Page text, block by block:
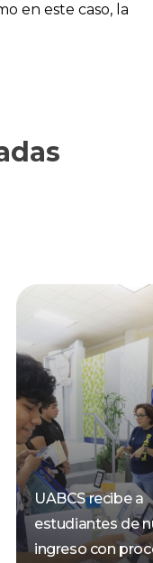
en este caso, la
UABCS recibe a
estudiantes de
ingreso con